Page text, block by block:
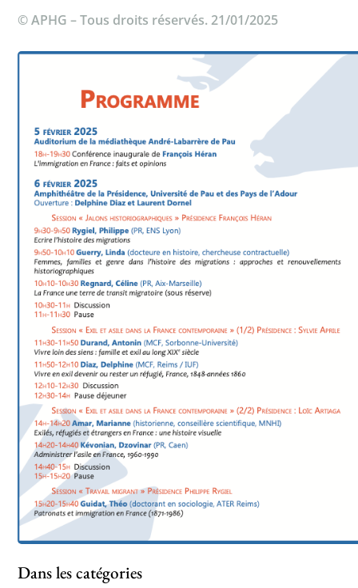
© APHG – Tous droits réservés. 21/01/2025
Dans les catégories